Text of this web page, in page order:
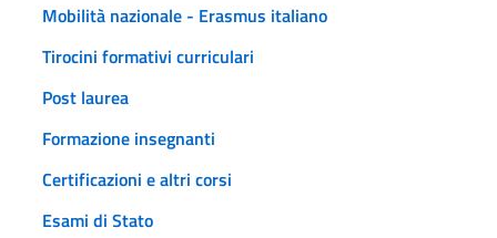
Mobilità nazionale - Erasmus italiano
Tirocini formativi curriculari
Post laurea
Formazione insegnanti
Certificazioni e altri corsi
Esami di Stato